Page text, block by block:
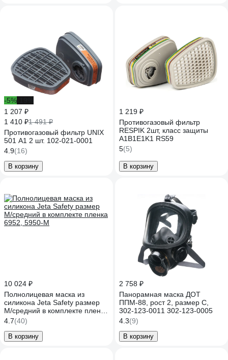
-5%
1 207 ₽
1 410 ₽1 491 ₽
Противогазовый фильтр UNIX
501 А1 2 шт. 102-021-0001
4.9(16)
В корзину
1 219 ₽
Противогазовый фильтр
RESPIK 2шт, класс защиты
А1B1E1K1 RS59
5(5)
В корзину
10 024 ₽
Полнолицевая маска из
силикона Jeta Safety размер
M/средний в комплекте пленка
6952, 5950-M
4.7(40)
В корзину
2 758 ₽
Панорамная маска ДОТ
ППМ-88, рост 2, размер С,
302-123-0011 302-123-0005
4.3(9)
В корзину